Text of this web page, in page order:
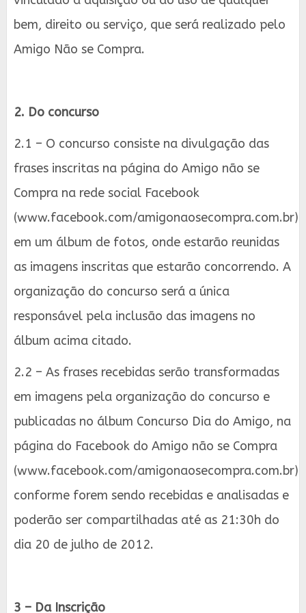
bem, direito ou serviço, que será realizado pelo
Amigo Não se Compra.
2. Do concurso
2.1 – O concurso consiste na divulgação das
frases inscritas na página do Amigo não se
Compra na rede social Facebook
(www.facebook.com/amigonaosecompra.com.br)
em um álbum de fotos, onde estarão reunidas
as imagens inscritas que estarão concorrendo. A
organização do concurso será a única
responsável pela inclusão das imagens no
álbum acima citado.
2.2 – As frases recebidas serão transformadas
em imagens pela organização do concurso e
publicadas no álbum Concurso Dia do Amigo, na
página do Facebook do Amigo não se Compra
(www.facebook.com/amigonaosecompra.com.br)
conforme forem sendo recebidas e analisadas e
poderão ser compartilhadas até as 21:30h do
dia 20 de julho de 2012.
3 – Da Inscrição